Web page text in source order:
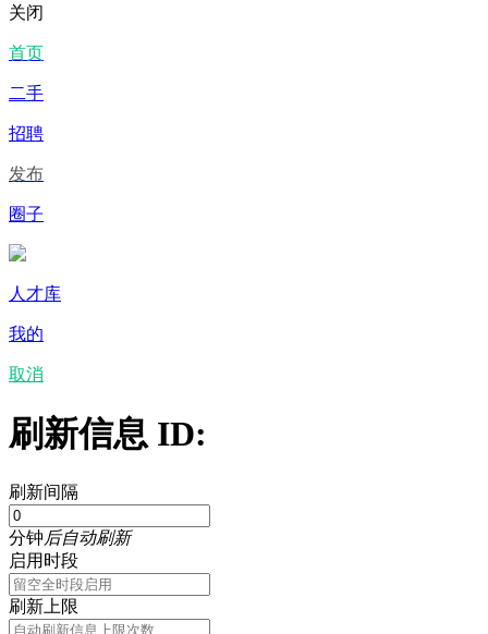
关闭
首页
二手
招聘
发布
圈子
人才库
我的
取消
刷新信息 ID:
刷新间隔
分钟后自动刷新
启用时段
刷新上限